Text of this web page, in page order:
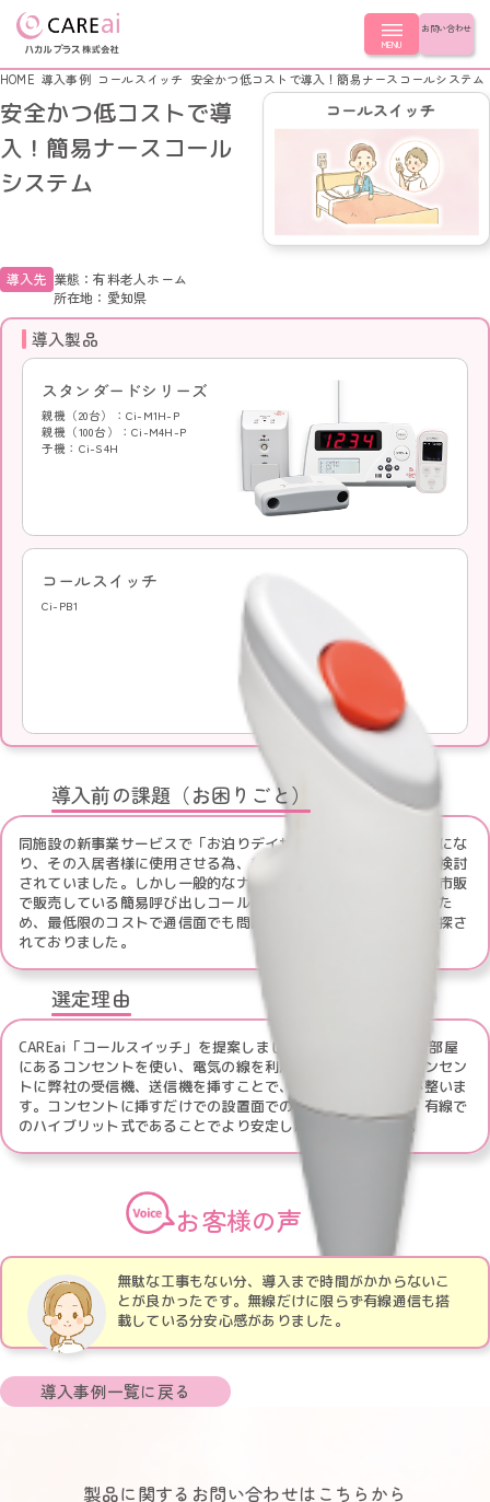
製品を探す
製品を探す
LoRa無線つながるシリーズ シンプルモデル
スタンダードシリーズ つながるモデル
ナースコール連動シリーズ
簡易ナースコール LoRa無線コール
簡易ナースコール コンセントコール
超音波センサー
起き上がりセンサー
コールスイッチ
徘徊キャッチ
導入事例
導入事例
LoRa無線つながるシリーズ
スタンダードシリーズ
ナースコール連動シリーズ
簡易ナースコール
ふむふむセンサー
超音波センサー
起き上がりセンサー
はじめての方へ
はじめての方へ
会社情報
会社情報 CLOSE
MENU
お問い合わせ
HOME 導入事例 コールスイッチ 安全かつ低コストで導入！簡易ナースコールシステム
安全かつ低コストで導
入！簡易ナースコール
システム
導入先 業態：有料老人ホーム
所在地：愛知県
導入製品
スタンダードシリーズ
親機（20台）：Ci-M1H-P
親機（100台）：Ci-M4H-P
子機：Ci-S4H
コールスイッチ
Ci-PB1
導入前の課題（お困りごと）
同施設の新事業サービスで「お泊りデイサービス」を始めることにな
り、その入居者様に使用させる為、新しくナースコールの導入を検討
されていました。しかし一般的なナースコールだと費用は高く、市販
で販売している簡易呼び出しコールでは通信面に対し不安が残るた
め、最低限のコストで通信面でも問題ない呼び出し装置がないか探さ
れておりました。
選定理由
CAREai「コールスイッチ」を提案しました。弊社製品は、各お部屋
にあるコンセントを使い、電気の線を利用して通信します。コンセン
トに弊社の受信機、送信機を挿すことで、ナースコール環境が整いま
す。コンセントに挿すだけでの設置面での簡易さ、また無線、有線で
のハイブリット式であることでより安定した通信が可能です。
お客様の声
無駄な工事もない分、導入まで時間がかからないこ
とが良かったです。無線だけに限らず有線通信も搭
載している分安心感がありました。
導入事例一覧に戻る
製品に関するお問い合わせはこちらから